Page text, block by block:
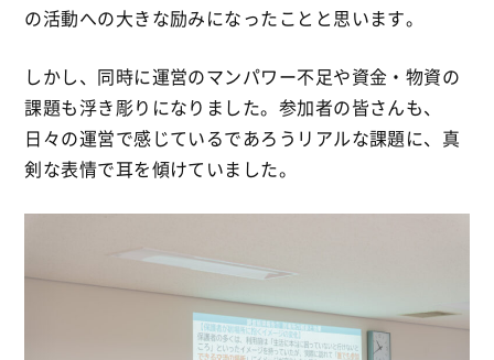
の活動への大きな励みになったことと思います。
しかし、同時に運営のマンパワー不足や資金・物資の
課題も浮き彫りになりました。参加者の皆さんも、
日々の運営で感じているであろうリアルな課題に、真
剣な表情で耳を傾けていました。